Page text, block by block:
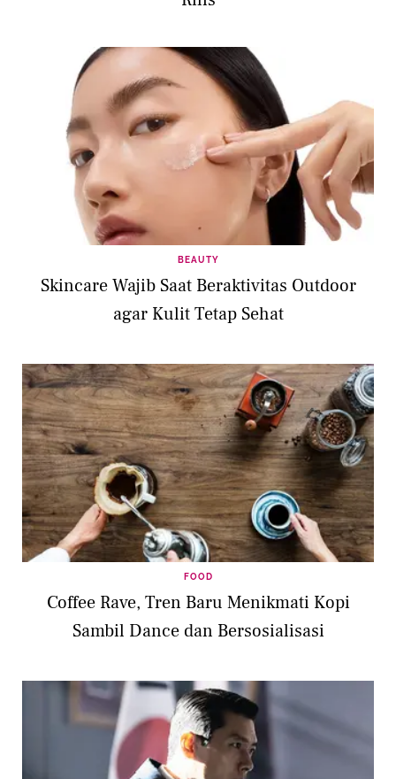
BEAUTY
Skincare Wajib Saat Beraktivitas Outdoor
agar Kulit Tetap Sehat
FOOD
Coffee Rave, Tren Baru Menikmati Kopi
Sambil Dance dan Bersosialisasi